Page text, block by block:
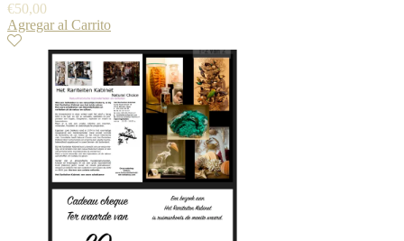
€50,00
Agregar al Carrito